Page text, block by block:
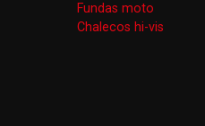
Fundas moto
Chalecos hi-vis